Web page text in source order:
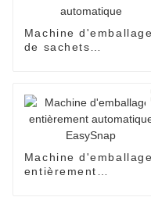
Machine d'emballage
de sachets
Machine d'emballage
entièrement